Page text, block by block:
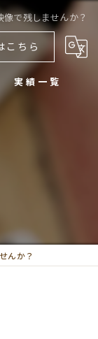
で残しませんか？
こちら
実績一覧
んか？